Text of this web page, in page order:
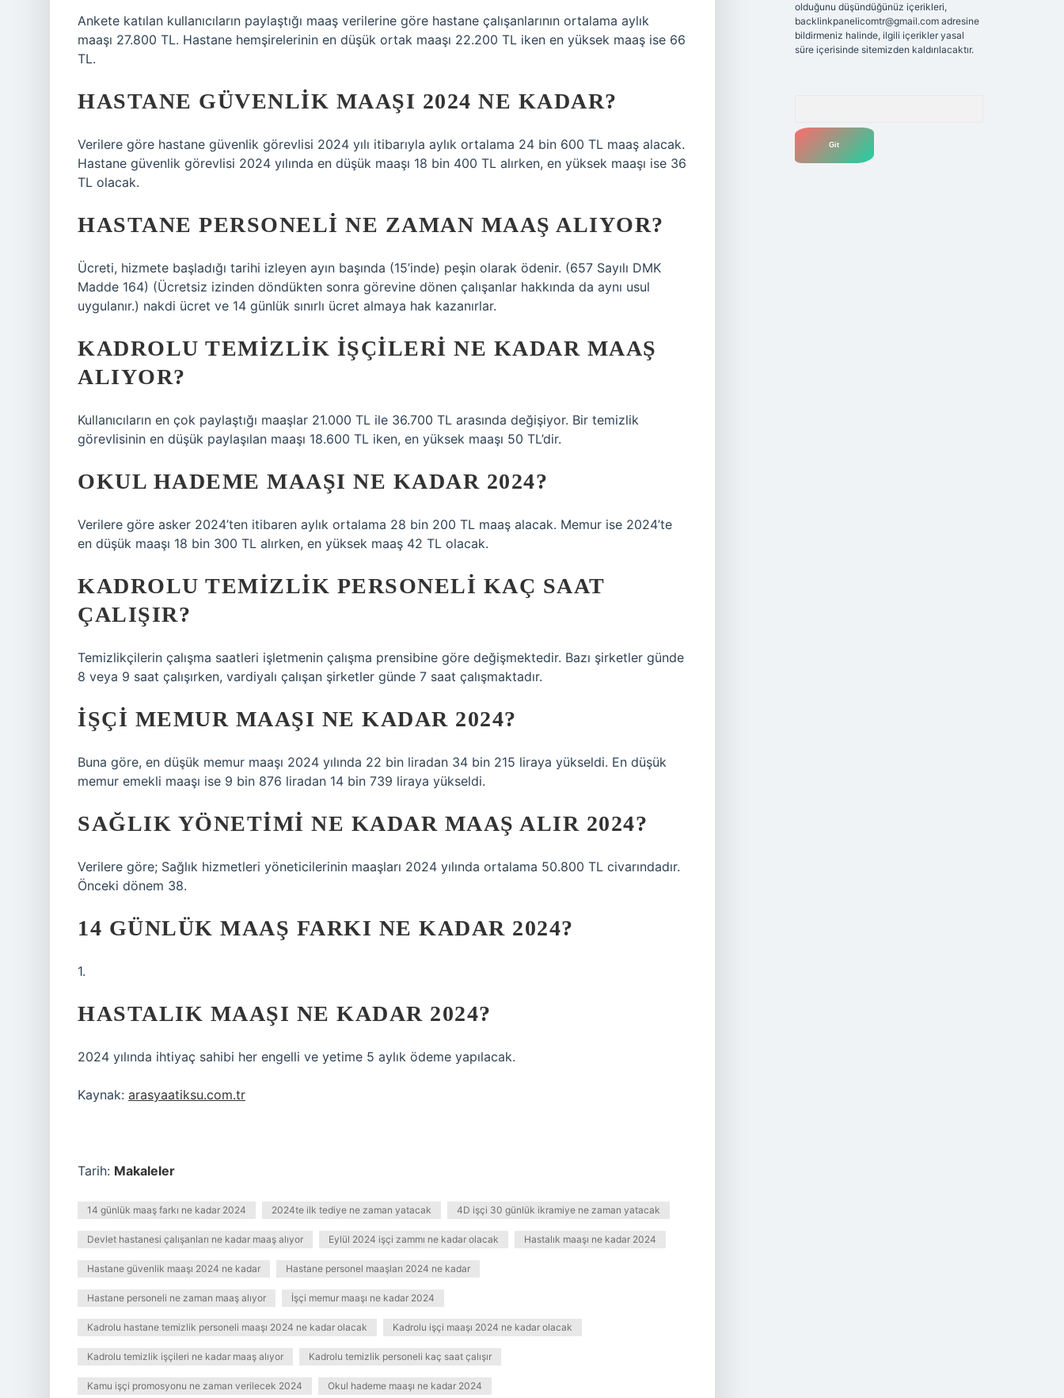
Ankete katılan kullanıcıların paylaştığı maaş verilerine göre hastane çalışanlarının ortalama aylık
maaşı 27.800 TL. Hastane hemşirelerinin en düşük ortak maaşı 22.200 TL iken en yüksek maaş ise 66
TL.
HASTANE GÜVENLIK MAAŞI 2024 NE KADAR?
Verilere göre hastane güvenlik görevlisi 2024 yılı itibarıyla aylık ortalama 24 bin 600 TL maaş alacak.
Hastane güvenlik görevlisi 2024 yılında en düşük maaşı 18 bin 400 TL alırken, en yüksek maaşı ise 36
TL olacak.
HASTANE PERSONELI NE ZAMAN MAAŞ ALIYOR?
Ücreti, hizmete başladığı tarihi izleyen ayın başında (15’inde) peşin olarak ödenir. (657 Sayılı DMK
Madde 164) (Ücretsiz izinden döndükten sonra görevine dönen çalışanlar hakkında da aynı usul
uygulanır.) nakdi ücret ve 14 günlük sınırlı ücret almaya hak kazanırlar.
KADROLU TEMIZLIK IŞÇILERI NE KADAR MAAŞ
ALIYOR?
Kullanıcıların en çok paylaştığı maaşlar 21.000 TL ile 36.700 TL arasında değişiyor. Bir temizlik
görevlisinin en düşük paylaşılan maaşı 18.600 TL iken, en yüksek maaşı 50 TL’dir.
OKUL HADEME MAAŞI NE KADAR 2024?
Verilere göre asker 2024’ten itibaren aylık ortalama 28 bin 200 TL maaş alacak. Memur ise 2024’te
en düşük maaşı 18 bin 300 TL alırken, en yüksek maaş 42 TL olacak.
KADROLU TEMIZLIK PERSONELI KAÇ SAAT
ÇALIŞIR?
Temizlikçilerin çalışma saatleri işletmenin çalışma prensibine göre değişmektedir. Bazı şirketler günde
8 veya 9 saat çalışırken, vardiyalı çalışan şirketler günde 7 saat çalışmaktadır.
İŞÇI MEMUR MAAŞI NE KADAR 2024?
Buna göre, en düşük memur maaşı 2024 yılında 22 bin liradan 34 bin 215 liraya yükseldi. En düşük
memur emekli maaşı ise 9 bin 876 liradan 14 bin 739 liraya yükseldi.
SAĞLIK YÖNETIMI NE KADAR MAAŞ ALIR 2024?
Verilere göre; Sağlık hizmetleri yöneticilerinin maaşları 2024 yılında ortalama 50.800 TL civarındadır.
Önceki dönem 38.
14 GÜNLÜK MAAŞ FARKI NE KADAR 2024?
1.
HASTALIK MAAŞI NE KADAR 2024?
2024 yılında ihtiyaç sahibi her engelli ve yetime 5 aylık ödeme yapılacak.
Kaynak: arasyaatiksu.com.tr
Tarih: Makaleler
14 günlük maaş farkı ne kadar 2024 2024te ilk tediye ne zaman yatacak 4D işçi 30 günlük ikramiye ne zaman yatacak
Devlet hastanesi çalışanları ne kadar maaş alıyor Eylül 2024 işçi zammı ne kadar olacak Hastalık maaşı ne kadar 2024
Hastane güvenlik maaşı 2024 ne kadar Hastane personel maaşları 2024 ne kadar
Hastane personeli ne zaman maaş alıyor İşçi memur maaşı ne kadar 2024
Kadrolu hastane temizlik personeli maaşı 2024 ne kadar olacak Kadrolu işçi maaşı 2024 ne kadar olacak
Kadrolu temizlik işçileri ne kadar maaş alıyor Kadrolu temizlik personeli kaç saat çalışır
Kamu işçi promosyonu ne zaman verilecek 2024 Okul hademe maaşı ne kadar 2024
olduğunu düşündüğünüz içerikleri,
backlinkpanelicomtr@gmail.comadresine
bildirmeniz halinde, ilgili içerikler yasal
süre içerisinde sitemizden kaldırılacaktır.